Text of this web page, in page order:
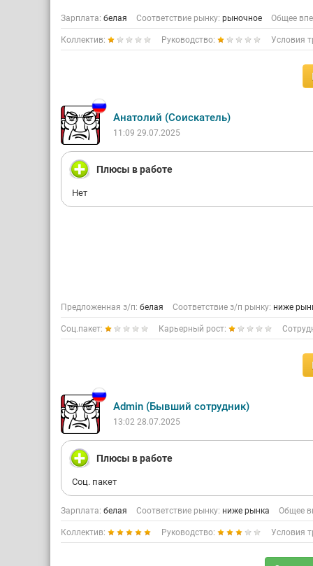
Зарплата: белая Соответствие рынку: рыночное Общее
Коллектив: Руководство: Условия
Анатолий (Соискатель)
11:09 29.07.2025
Плюсы в работе
Нет
Предложенная з/п: белая Соответствие з/п рынку: ниже
Соц.пакет: Карьерный рост:
Admin (Бывший сотрудник)
13:02 28.07.2025
Плюсы в работе
Соц. пакет
Зарплата: белая Соответствие рынку: ниже рынка Общее
Коллектив: Руководство: Условия